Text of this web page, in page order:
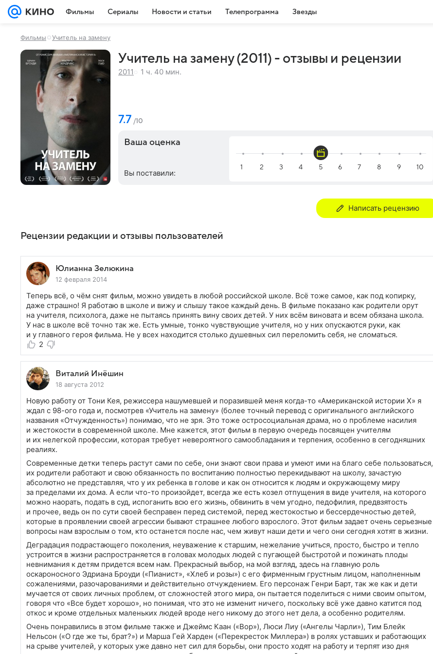
Фильмы Сериалы Новости и статьи Телепрограмма Звезды
Фильмы Учитель на замену
Учитель на замену (2011) - отзывы и рецензии
2011 1 ч. 40 мин.
7.7 /10
Ваша оценка
Вы поставили:
Написать рецензию
Рецензии редакции и отзывы пользователей
Юлианна Зелюкина
12 февраля 2014
Теперь всё, о чём снят фильм, можно увидеть в любой российской школе. Всё тоже самое, как под копирку,
даже страшно! Я работаю в школе и вижу и слышу такое каждый день. В фильме показано как родители орут
на учителя, психолога, даже не пытаясь принять вину своих детей. У них всём виновата и всем обязана школа.
У нас в школе всё точно так же. Есть умные, тонко чувствующие учителя, но у них опускаются руки, как
и у главного героя фильма. Не у всех находится столько душевных сил переломить себя, не сломаться.
2
Виталий Инёшин
18 августа 2012
Новую работу от Тони Кея, режиссера нашумевшей и поразившей меня когда-то «Американской истории Х» я
ждал с 98-ого года и, посмотрев «Учитель на замену» (более точный перевод с оригинального английского
названия «Отчужденность») понимаю, что не зря. Это тоже остросоциальная драма, но о проблеме насилия
и жестокости в современной школе. Мне кажется, этот фильм в первую очередь посвящен учителям
и их нелегкой профессии, которая требует невероятного самообладания и терпения, особенно в сегодняшних
реалиях.
Современные детки теперь растут сами по себе, они знают свои права и умеют ими на благо себе пользоваться,
их родители работают и свою обязанность по воспитанию полностью перекидывают на школу, зачастую
абсолютно не представляя, что у их ребенка в голове и как он относится к людям и окружающему миру
за пределами их дома. А если что-то произойдет, всегда же есть козел отпущения в виде учителя, на которого
можно наорать, подать в суд, испоганить всю его жизнь, обвинить в чем угодно, педофилия, предвзятость
и прочее, ведь он по сути своей бесправен перед системой, перед жестокостью и бессердечностью детей,
которые в проявлении своей агрессии бывают страшнее любого взрослого. Этот фильм задает очень серьезные
вопросы нам взрослым о том, кто останется после нас, чем живут наши дети и чего они сегодня хотят в жизни.
Деградация подрастающего поколения, неуважение к старшим, нежелание учиться, просто, быстро и тепло
устроится в жизни распространяется в головах молодых людей с пугающей быстротой и пожинать плоды
невнимания к детям придется всем нам. Прекрасный выбор, на мой взгляд, здесь на главную роль
оскароносного Эдриана Броуди («Пианист», «Хлеб и розы») с его фирменным грустным лицом, наполненным
сожалениями, разочарованиями и действительно отчуждением. Его персонаж Генри Барт, так же как и дети
мучается от своих личных проблем, от сложностей этого мира, он пытается поделиться с ними своим опытом,
говоря что «Все будет хорошо», но понимая, что это не изменит ничего, поскольку всё уже давно катится под
откос и кроме отдельных маленьких людей вроде него никому до этого нет дела, а особенно родителям.
Очень понравились в этом фильме также и Джеймс Каан («Вор»), Люси Лиу («Ангелы Чарли»), Тим Блейк
Нельсон («О где же ты, брат?») и Марша Гей Харден («Перекресток Миллера») в ролях уставших и работающих
на срыве учителей, у которых уже давно нет сил для борьбы, они просто ходят на работу и терпят изо дня